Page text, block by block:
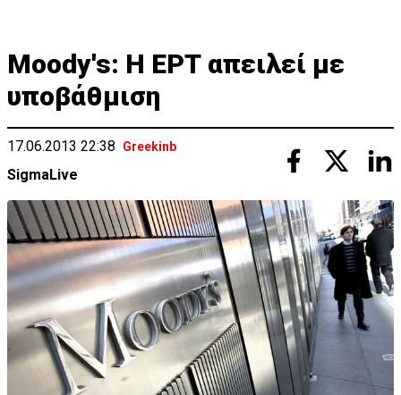
Moody's: Η ΕΡΤ απειλεί με
υποβάθμιση
17.06.2013 22:38 Greekinb
SigmaLive